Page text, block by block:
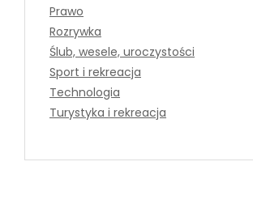
Prawo
Rozrywka
Ślub, wesele, uroczystości
Sport i rekreacja
Technologia
Turystyka i rekreacja